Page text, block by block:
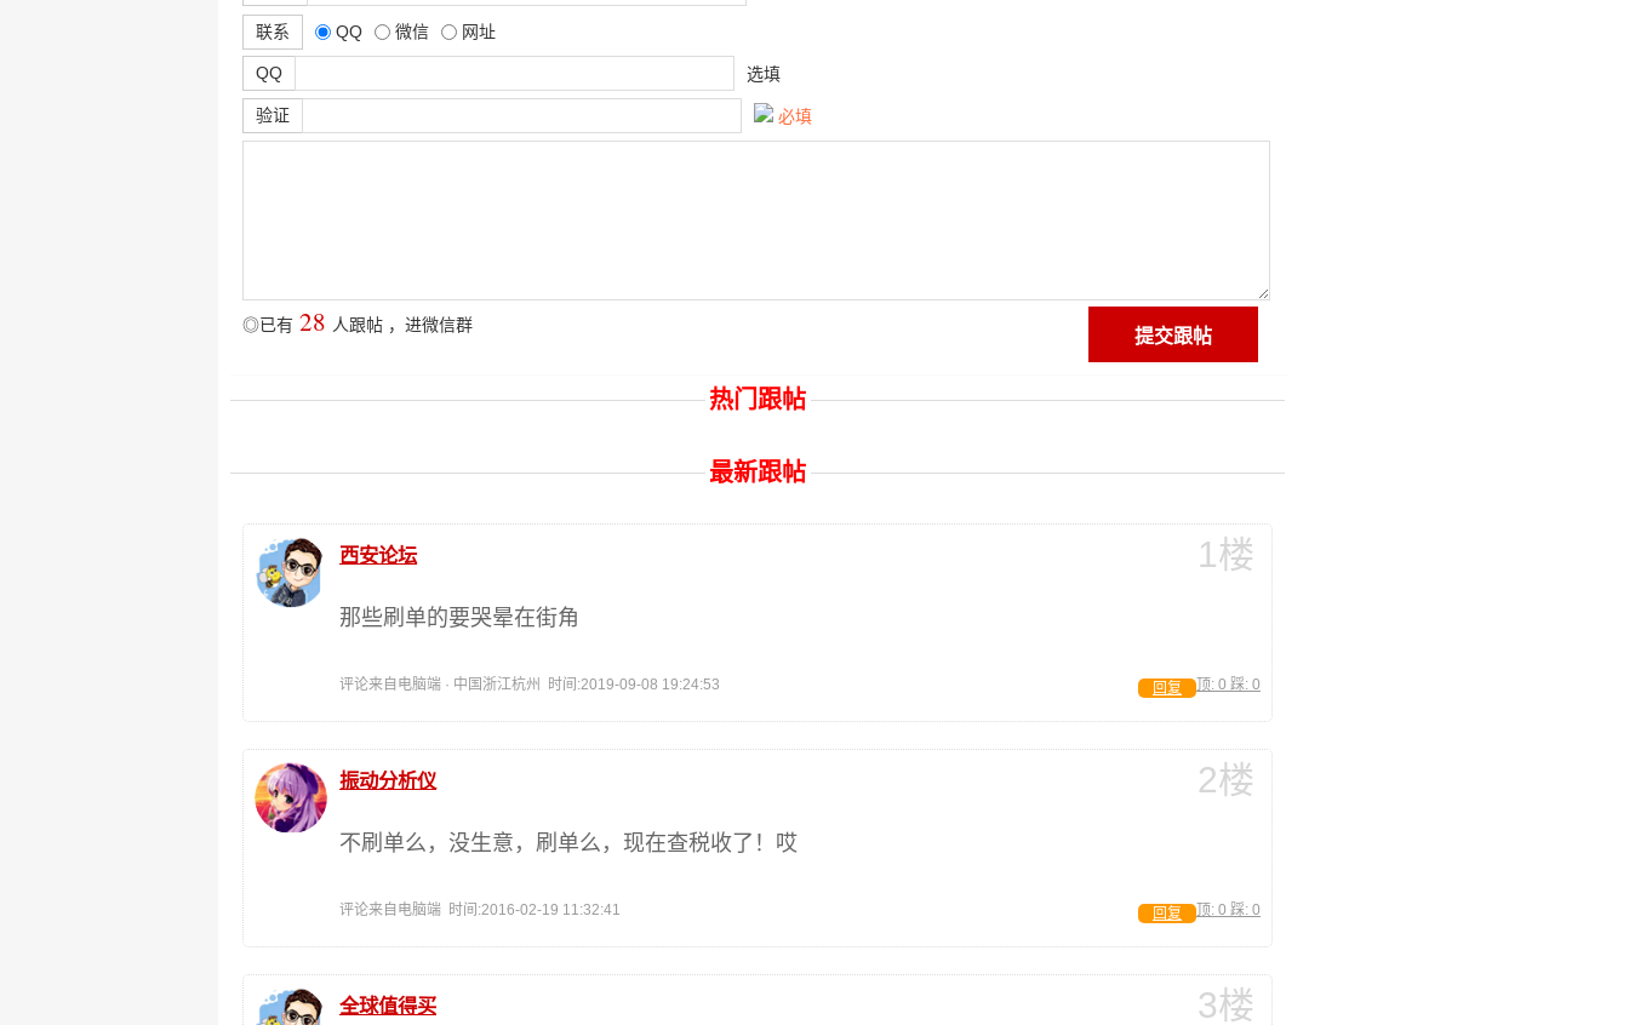
联系 QQ 微信 网址
QQ 选填
验证 必填
◎已有 28 人跟帖 ， 进微信群
热门跟帖
最新跟帖
1楼
西安论坛
那些刷单的要哭晕在街角
评论来自电脑端 · 中国浙江杭州 时间:2019-09-08 19:24:53 顶: 0 踩: 0
回复
2楼
振动分析仪
不刷单么，没生意，刷单么，现在查税收了！哎
评论来自电脑端 时间:2016-02-19 11:32:41 顶: 0 踩: 0
回复
3楼
全球值得买